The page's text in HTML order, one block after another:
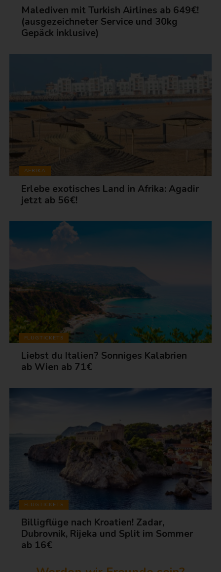
Malediven mit Turkish Airlines ab 649€!
(ausgezeichneter Service und 30kg
Gepäck inklusive)
AFRIKA
Erlebe exotisches Land in Afrika: Agadir
jetzt ab 56€!
FLUGTICKETS
Liebst du Italien? Sonniges Kalabrien
ab Wien ab 71€
FLUGTICKETS
Billigflüge nach Kroatien! Zadar,
Dubrovnik, Rijeka und Split im Sommer
ab 16€